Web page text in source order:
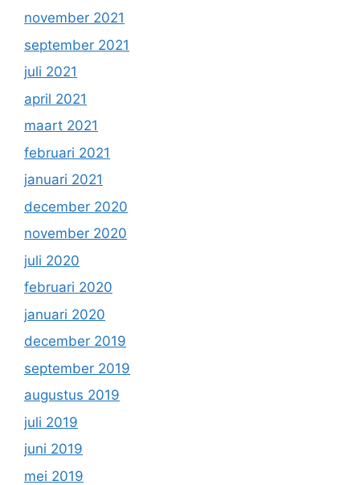
november 2021
september 2021
juli 2021
april 2021
maart 2021
februari 2021
januari 2021
december 2020
november 2020
juli 2020
februari 2020
januari 2020
december 2019
september 2019
augustus 2019
juli 2019
juni 2019
mei 2019